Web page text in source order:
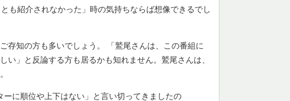
も紹介されなかった」時の気持ちならば想像できるでし
存知の方も多いでしょう。 「鷲尾さんは、この番組に
い」と反論する方も居るかも知れません。鷲尾さんは、
に順位や上下はない」と言い切ってきましたの